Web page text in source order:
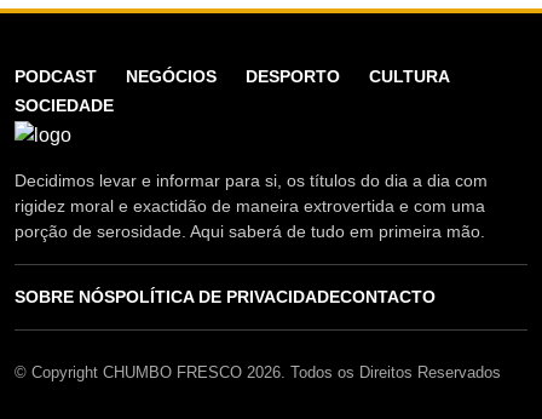
PODCAST NEGÓCIOS DESPORTO
CULTURA
SOCIEDADE
Decidimos levar e informar para si, os títulos do dia a dia com
rigidez moral e exactidão de maneira extrovertida e com uma
porção de serosidade. Aqui saberá de tudo em primeira mão.
SOBRE NÓSPOLÍTICA DE PRIVACIDADECONTACTO
© Copyright CHUMBO FRESCO 2026. Todos os Direitos Reservados